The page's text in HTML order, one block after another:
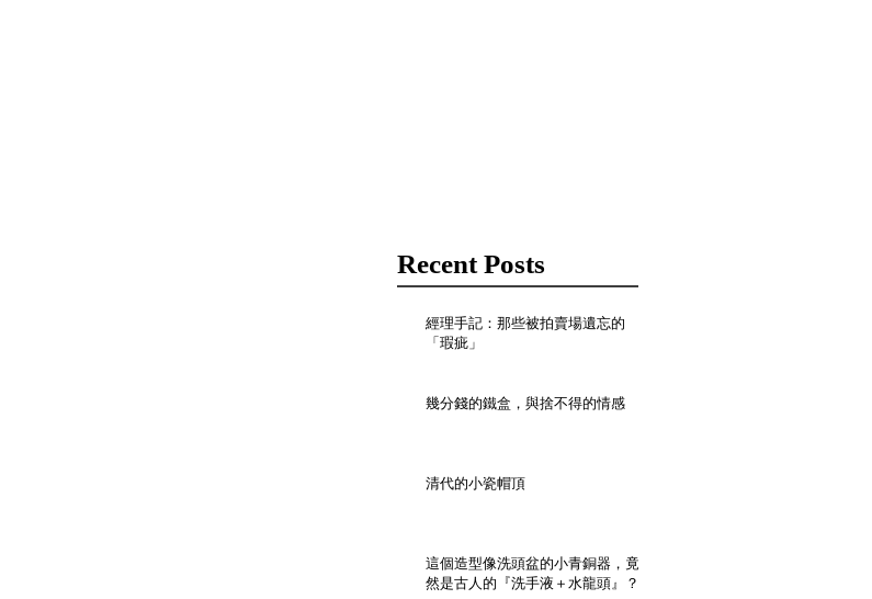
Recent Posts
經理手記：那些被拍賣場遺忘的
「瑕疵」
幾分錢的鐵盒，與捨不得的情感
清代的小瓷帽頂
這個造型像洗頭盆的小青銅器，竟
然是古人的『洗手液＋水龍頭』？